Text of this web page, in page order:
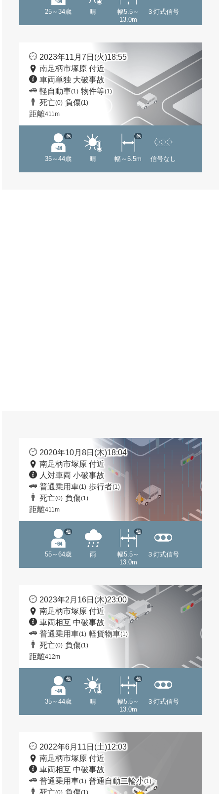
25～34歳 晴
幅5.5～
13.0m
３灯式信号
2023年11月7日(火)18:55
南足柄市塚原 付近
車両単独 大破事故
軽自動車(1) 物件等(1)
死亡(0) 負傷(1)
距離411m
35～44歳
他
晴 幅～5.5m
他
信号なし
2020年10月8日(木)18:04
南足柄市塚原 付近
人対車両 小破事故
普通乗用車(1) 歩行者(1)
死亡(0) 負傷(1)
距離411m
55～64歳
他
雨
幅5.5～
13.0m
他
３灯式信号
2023年2月16日(木)23:00
南足柄市塚原 付近
車両相互 中破事故
普通乗用車(1) 軽貨物車(1)
死亡(0) 負傷(1)
距離412m
35～44歳
他
晴
幅5.5～
13.0m
他
３灯式信号
2022年6月11日(土)12:03
南足柄市塚原 付近
車両相互 中破事故
普通乗用車(1) 普通自動二輪小(1)
死亡(0) 負傷(1)